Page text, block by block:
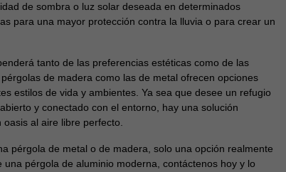
de sombra o luz solar deseada en determinados
para una mayor protección contra la lluvia o para crear un
tanto de las preferencias estéticas como de las
de madera como las de metal ofrecen opciones
estilos de vida y ambientes. Ya sea que desee un refugio
y conectado con el entorno, hay una solución
al aire libre perfecto.
pérgola de metal o de madera, solo una opción realmente
pérgola de aluminio moderna, contáctenos hoy y lo